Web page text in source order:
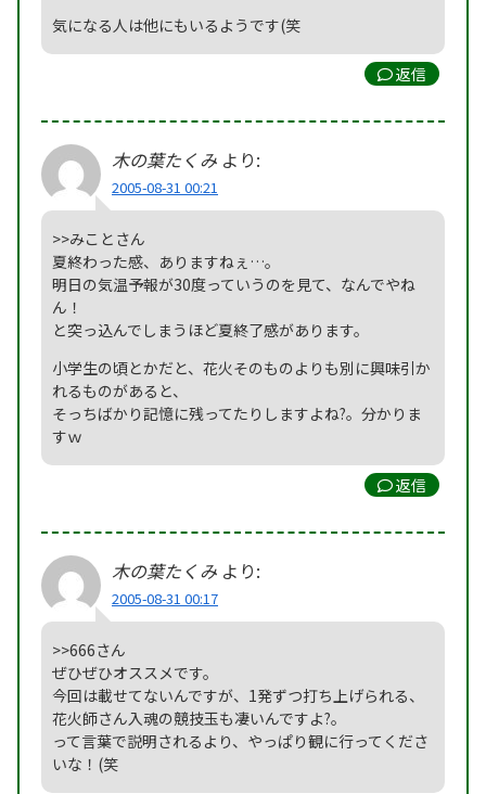
気になる人は他にもいるようです(笑
返信
木の葉たくみ より:
2005-08-31 00:21
>>みことさん
夏終わった感、ありますねぇ…。
明日の気温予報が30度っていうのを見て、なんでやね
ん！
と突っ込んでしまうほど夏終了感があります。
小学生の頃とかだと、花火そのものよりも別に興味引か
れるものがあると、
そっちばかり記憶に残ってたりしますよね?。分かりま
すｗ
返信
木の葉たくみ より:
2005-08-31 00:17
>>666さん
ぜひぜひオススメです。
今回は載せてないんですが、1発ずつ打ち上げられる、
花火師さん入魂の競技玉も凄いんですよ?。
って言葉で説明されるより、やっぱり観に行ってくださ
いな！(笑